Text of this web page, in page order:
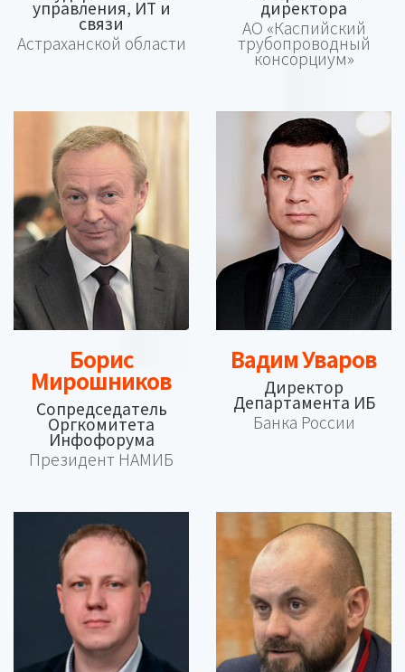
управления, ИТ и
связи
Астраханской области
директора
АО «Каспийский
трубопроводный
консорциум»
Борис
Мирошников
Сопредседатель
Оргкомитета
Инфофорума
Президент НАМИБ
Вадим Уваров
Директор
Департамента ИБ
Банка России